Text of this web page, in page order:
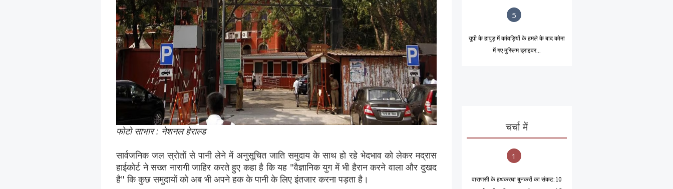
फोटो साभार : नेशनल हेराल्ड
सार्वजनिक जल स्रोतों से पानी लेने में अनुसूचित जाति समुदाय के साथ हो रहे भेदभाव को लेकर मद्रास
हाईकोर्ट ने सख्त नारागी जाहिर करते हुए कहा है कि यह "वैज्ञानिक युग में भी हैरान करने वाला और दुखद
है" कि कुछ समुदायों को अब भी अपने हक के पानी के लिए इंतजार करना पड़ता है।
5
यूपी के हापुड़ में कांवड़ियों के हमले के बाद कोमा
में गए मुस्लिम ड्राइवर...
चर्चा में
1
वाराणसी के हथकरघा बुनकरों का संकट: 10